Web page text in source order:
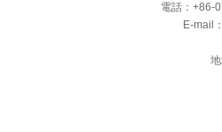
電話：+86-
E-mail：